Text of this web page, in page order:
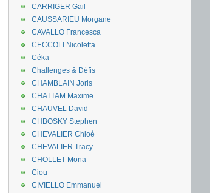
CARRIGER Gail
CAUSSARIEU Morgane
CAVALLO Francesca
CECCOLI Nicoletta
Céka
Challenges & Défis
CHAMBLAIN Joris
CHATTAM Maxime
CHAUVEL David
CHBOSKY Stephen
CHEVALIER Chloé
CHEVALIER Tracy
CHOLLET Mona
Ciou
CIVIELLO Emmanuel